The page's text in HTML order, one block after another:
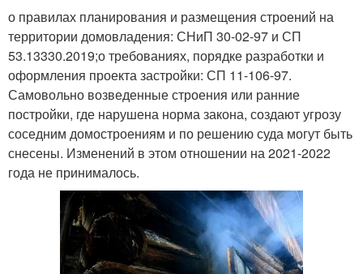
о правилах планирования и размещения строений на
территории домовладения: СНиП 30-02-97 и СП
53.13330.2019;о требованиях, порядке разработки и
оформления проекта застройки: СП 11-106-97.
Самовольно возведенные строения или ранние
постройки, где нарушена норма закона, создают угрозу
соседним домостроениям и по решению суда могут быть
снесены. Изменений в этом отношении на 2021-2022
года не принималось.